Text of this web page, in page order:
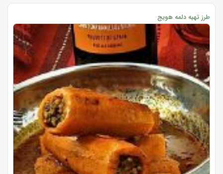
طرز تهیه دلمه هویج